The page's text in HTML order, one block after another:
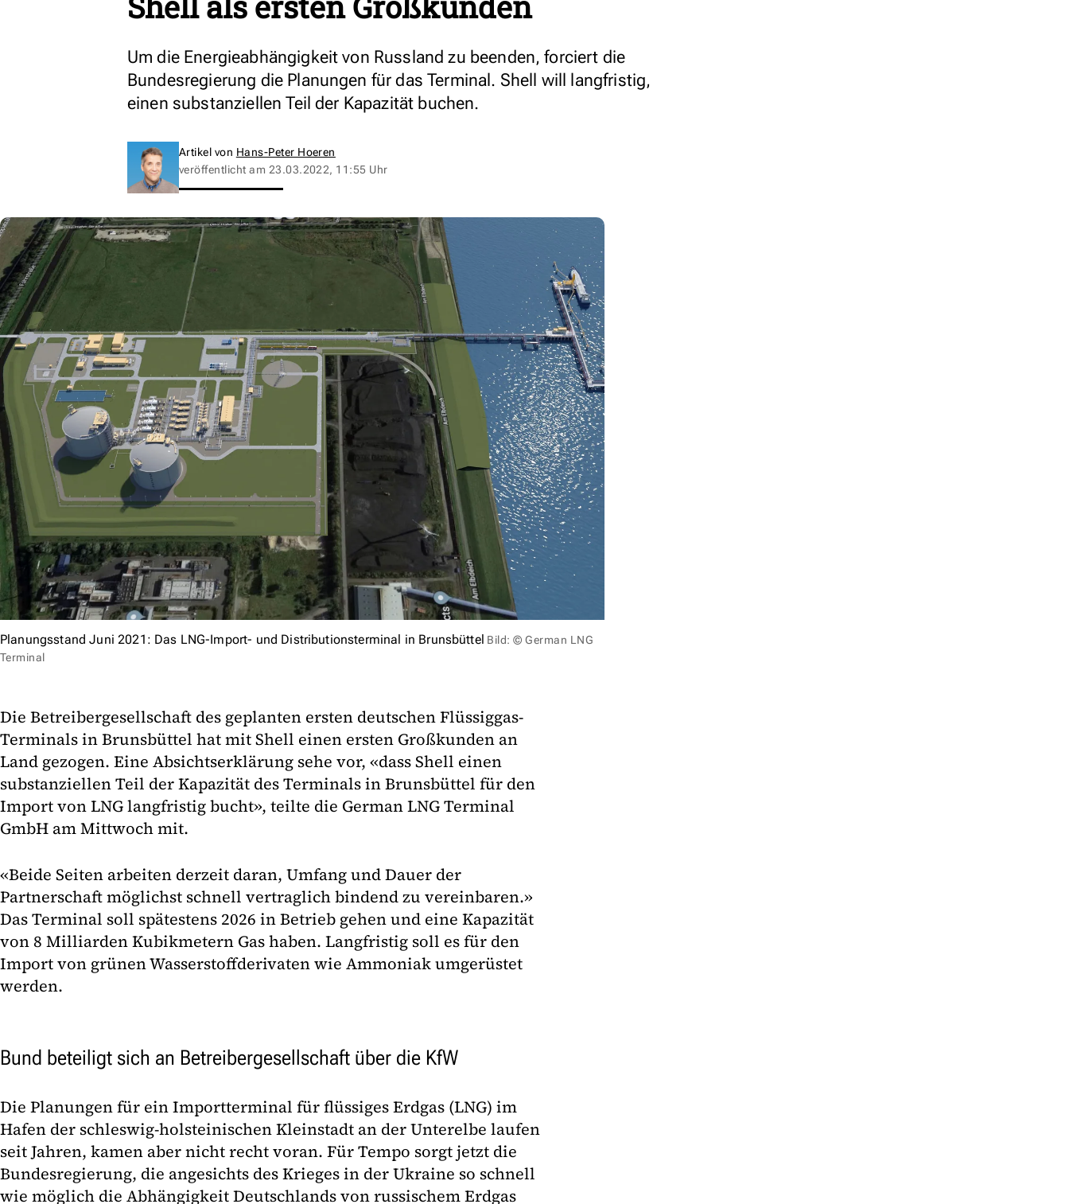
Um die Energieabhängigkeit von Russland zu beenden, forciert die
Bundesregierung die Planungen für das Terminal. Shell will langfristig,
einen substanziellen Teil der Kapazität buchen.
Artikel von Hans-Peter Hoeren
veröffentlicht am 23.03.2022, 11:55 Uhr
Planungsstand Juni 2021: Das LNG-Import- und Distributionsterminal in Brunsbüttel Bild: © German LNG
Terminal
Die Betreibergesellschaft des geplanten ersten deutschen Flüssiggas-
Terminals in Brunsbüttel hat mit Shell einen ersten Großkunden an
Land gezogen. Eine Absichtserklärung sehe vor, «dass Shell einen
substanziellen Teil der Kapazität des Terminals in Brunsbüttel für den
Import von LNG langfristig bucht», teilte die German LNG Terminal
GmbH am Mittwoch mit.
«Beide Seiten arbeiten derzeit daran, Umfang und Dauer der
Partnerschaft möglichst schnell vertraglich bindend zu vereinbaren.»
Das Terminal soll spätestens 2026 in Betrieb gehen und eine Kapazität
von 8 Milliarden Kubikmetern Gas haben. Langfristig soll es für den
Import von grünen Wasserstoffderivaten wie Ammoniak umgerüstet
werden.
Bund beteiligt sich an Betreibergesellschaft über die KfW
Die Planungen für ein Importterminal für flüssiges Erdgas (LNG) im
Hafen der schleswig-holsteinischen Kleinstadt an der Unterelbe laufen
seit Jahren, kamen aber nicht recht voran. Für Tempo sorgt jetzt die
Bundesregierung, die angesichts des Krieges in der Ukraine so schnell
wie möglich die Abhängigkeit Deutschlands von russischem Erdgas